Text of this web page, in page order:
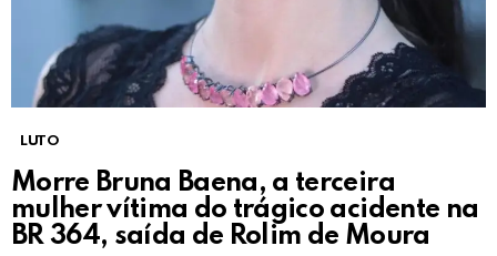
LUTO
Morre Bruna Baena, a terceira
mulher vítima do trágico acidente na
BR 364, saída de Rolim de Moura